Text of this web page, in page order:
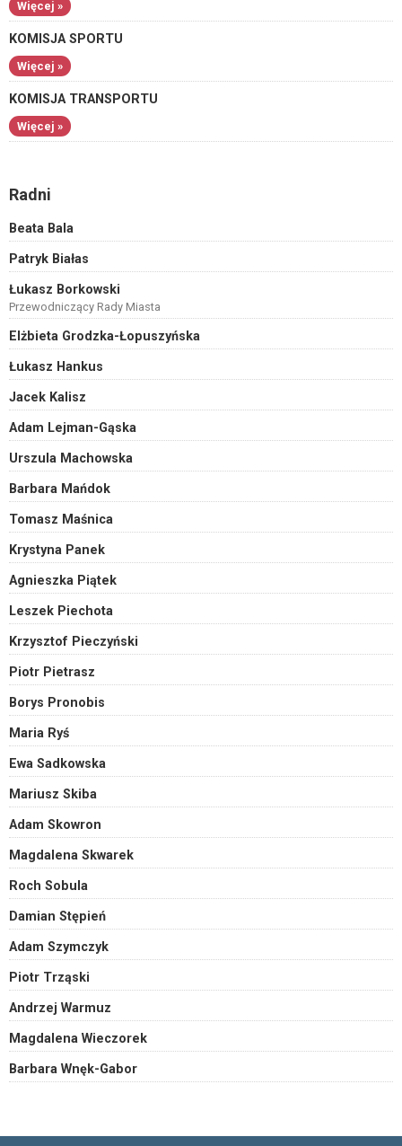
Więcej »
KOMISJA SPORTU
Więcej »
KOMISJA TRANSPORTU
Więcej »
Radni
Beata Bala
Patryk Białas
Łukasz Borkowski
Przewodniczący Rady Miasta
Elżbieta Grodzka-Łopuszyńska
Łukasz Hankus
Jacek Kalisz
Adam Lejman-Gąska
Urszula Machowska
Barbara Mańdok
Tomasz Maśnica
Krystyna Panek
Agnieszka Piątek
Leszek Piechota
Krzysztof Pieczyński
Piotr Pietrasz
Borys Pronobis
Maria Ryś
Ewa Sadkowska
Mariusz Skiba
Adam Skowron
Magdalena Skwarek
Roch Sobula
Damian Stępień
Adam Szymczyk
Piotr Trząski
Andrzej Warmuz
Magdalena Wieczorek
Barbara Wnęk-Gabor